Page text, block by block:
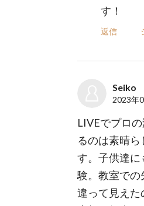
す！
返信
Seiko
2023年
LIVEでプロ
るのは素晴
す。子供達に
験。教室での
違って見えた